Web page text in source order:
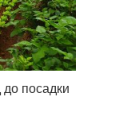
до посадки